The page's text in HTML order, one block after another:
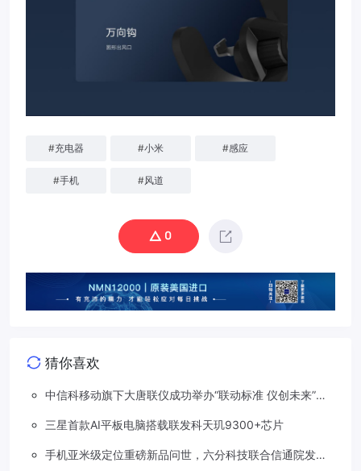
#充电器 #小米 #感应
#手机 #风道
0
猜你喜欢
中信科移动旗下大唐联仪成功举办“联动标准 仪创未来”车
三星首款AI平板电脑搭载联发科天玑9300+芯片
手机亚米级定位重磅新品问世，六分科技联合信通院发布